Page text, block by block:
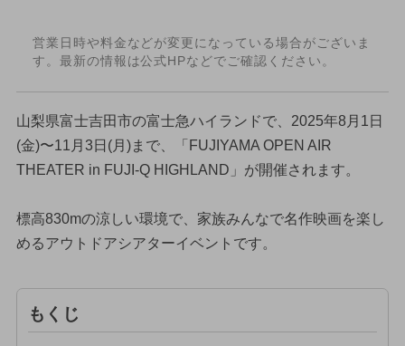
営業日時や料金などが変更になっている場合がございま
す。最新の情報は公式HPなどでご確認ください。
山梨県富士吉田市の富士急ハイランドで、2025年8月1日
(金)〜11月3日(月)まで、「FUJIYAMA OPEN AIR
THEATER in FUJI-Q HIGHLAND」が開催されます。
標高830mの涼しい環境で、家族みんなで名作映画を楽し
めるアウトドアシアターイベントです。
もくじ